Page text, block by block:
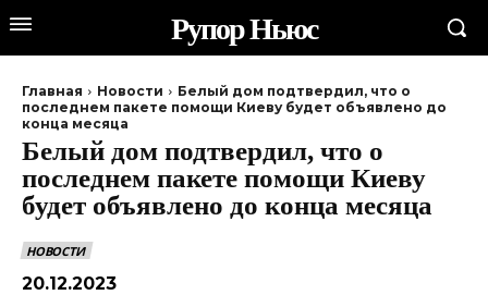
Рупор Ньюс
Главная Новости
Белый дом подтвердил, что о
последнем пакете помощи Киеву будет объявлено до
конца месяца
Белый дом подтвердил, что о
последнем пакете помощи Киеву
будет объявлено до конца месяца
НОВОСТИ
20.12.2023